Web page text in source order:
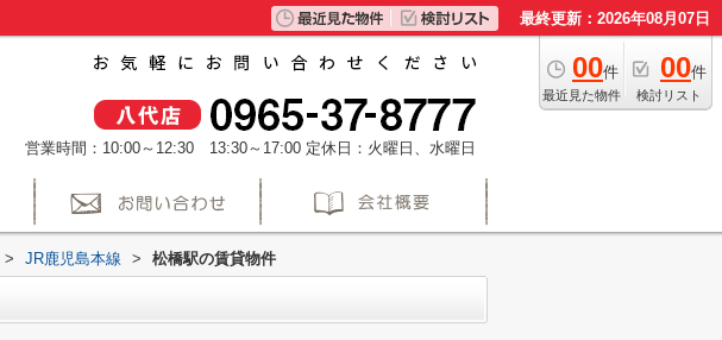
最終更新：2026年08月07日
00件
最近見た物件
00件
検討リスト
営業時間：10:00～12:30 13:30～17:00 定休日：火曜日、水曜日
> JR鹿児島本線 > 松橋駅の賃貸物件